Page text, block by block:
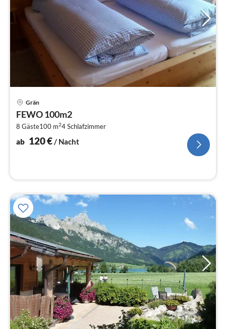
Grän
FEWO 100m2
8 Gäste100 m24Schlafzimmer
ab 120€/ Nacht